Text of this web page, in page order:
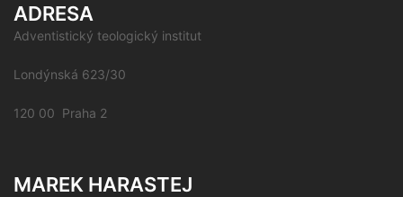
ADRESA
Adventistický teologický institut
Londýnská 623/30
120 00 Praha 2
MAREK HARASTEJ